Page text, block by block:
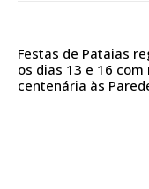
Acesso aos
assinantes
Ofertas para
Festas de Pataias
os dias 13 e 16 com
centenária às